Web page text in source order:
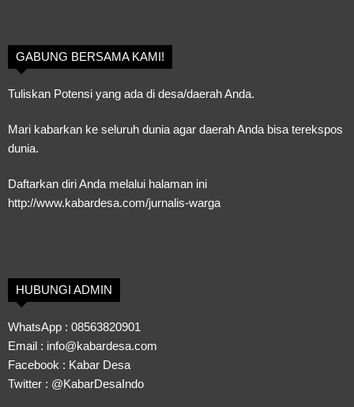
GABUNG BERSAMA KAMI!
Tuliskan Potensi yang ada di desa/daerah Anda.
Mari kabarkan ke seluruh dunia agar daerah Anda bisa terekspos
dunia.
Daftarkan diri Anda melalui halaman ini
http://www.kabardesa.com/jurnalis-warga
HUBUNGI ADMIN
WhatsApp : 08563820901
Email : info@kabardesa.com
Facebook : Kabar Desa
Twitter : @KabarDesaIndo